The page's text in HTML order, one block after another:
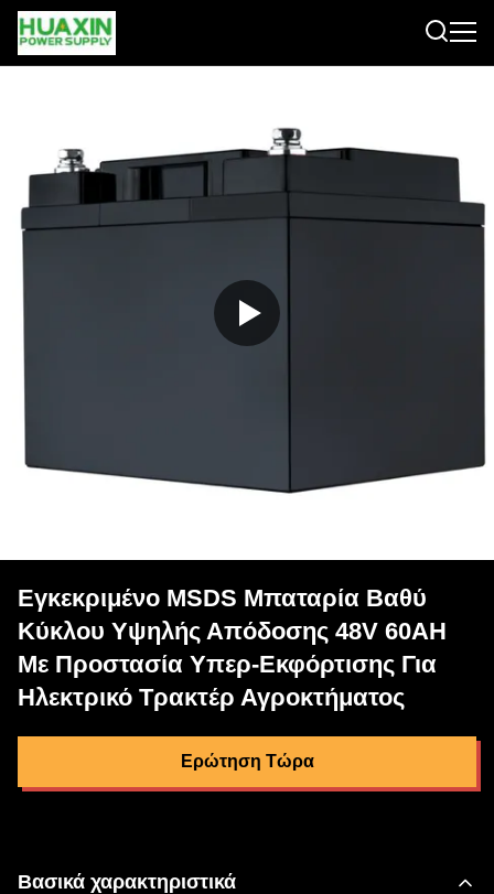
Εγκεκριμένο MSDS Μπαταρία Βαθύ
Κύκλου Υψηλής Απόδοσης 48V 60AH
Με Προστασία Υπερ-Εκφόρτισης Για
Ηλεκτρικό Τρακτέρ Αγροκτήματος
Ερώτηση Τώρα
Βασικά χαρακτηριστικά